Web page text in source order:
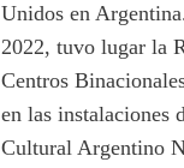
Unidos en
2022, tuvo lugar la
Centros
en las instalaciones
Cultural Argentino